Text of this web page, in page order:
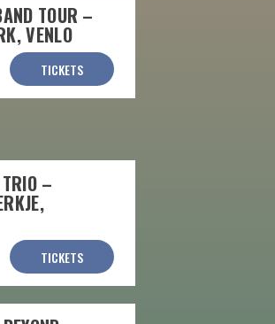
TOUR –
VENLO
TICKETS
–
TICKETS